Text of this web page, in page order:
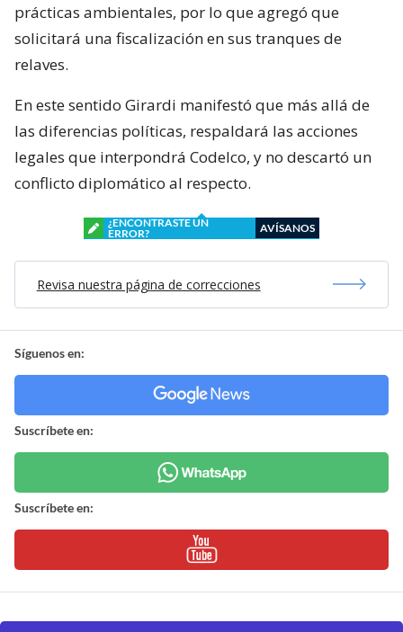
prácticas ambientales, por lo que agregó que
solicitará una fiscalización en sus tranques de
relaves.
En este sentido Girardi manifestó que más allá de
las diferencias políticas, respaldará las acciones
legales que interpondrá Codelco, y no descartó un
conflicto diplomático al respecto.
¿ENCONTRASTE UN
ERROR?
AVÍSANOS
Revisa nuestra página de correcciones
Síguenos en:
Suscríbete en:
Suscríbete en: